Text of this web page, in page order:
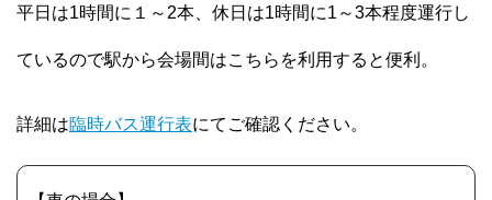
平日は1時間に１～2本、休日は1時間に1～3本程度運行し
ているので駅から会場間はこちらを利用すると便利。
詳細は臨時バス運行表にてご確認ください。